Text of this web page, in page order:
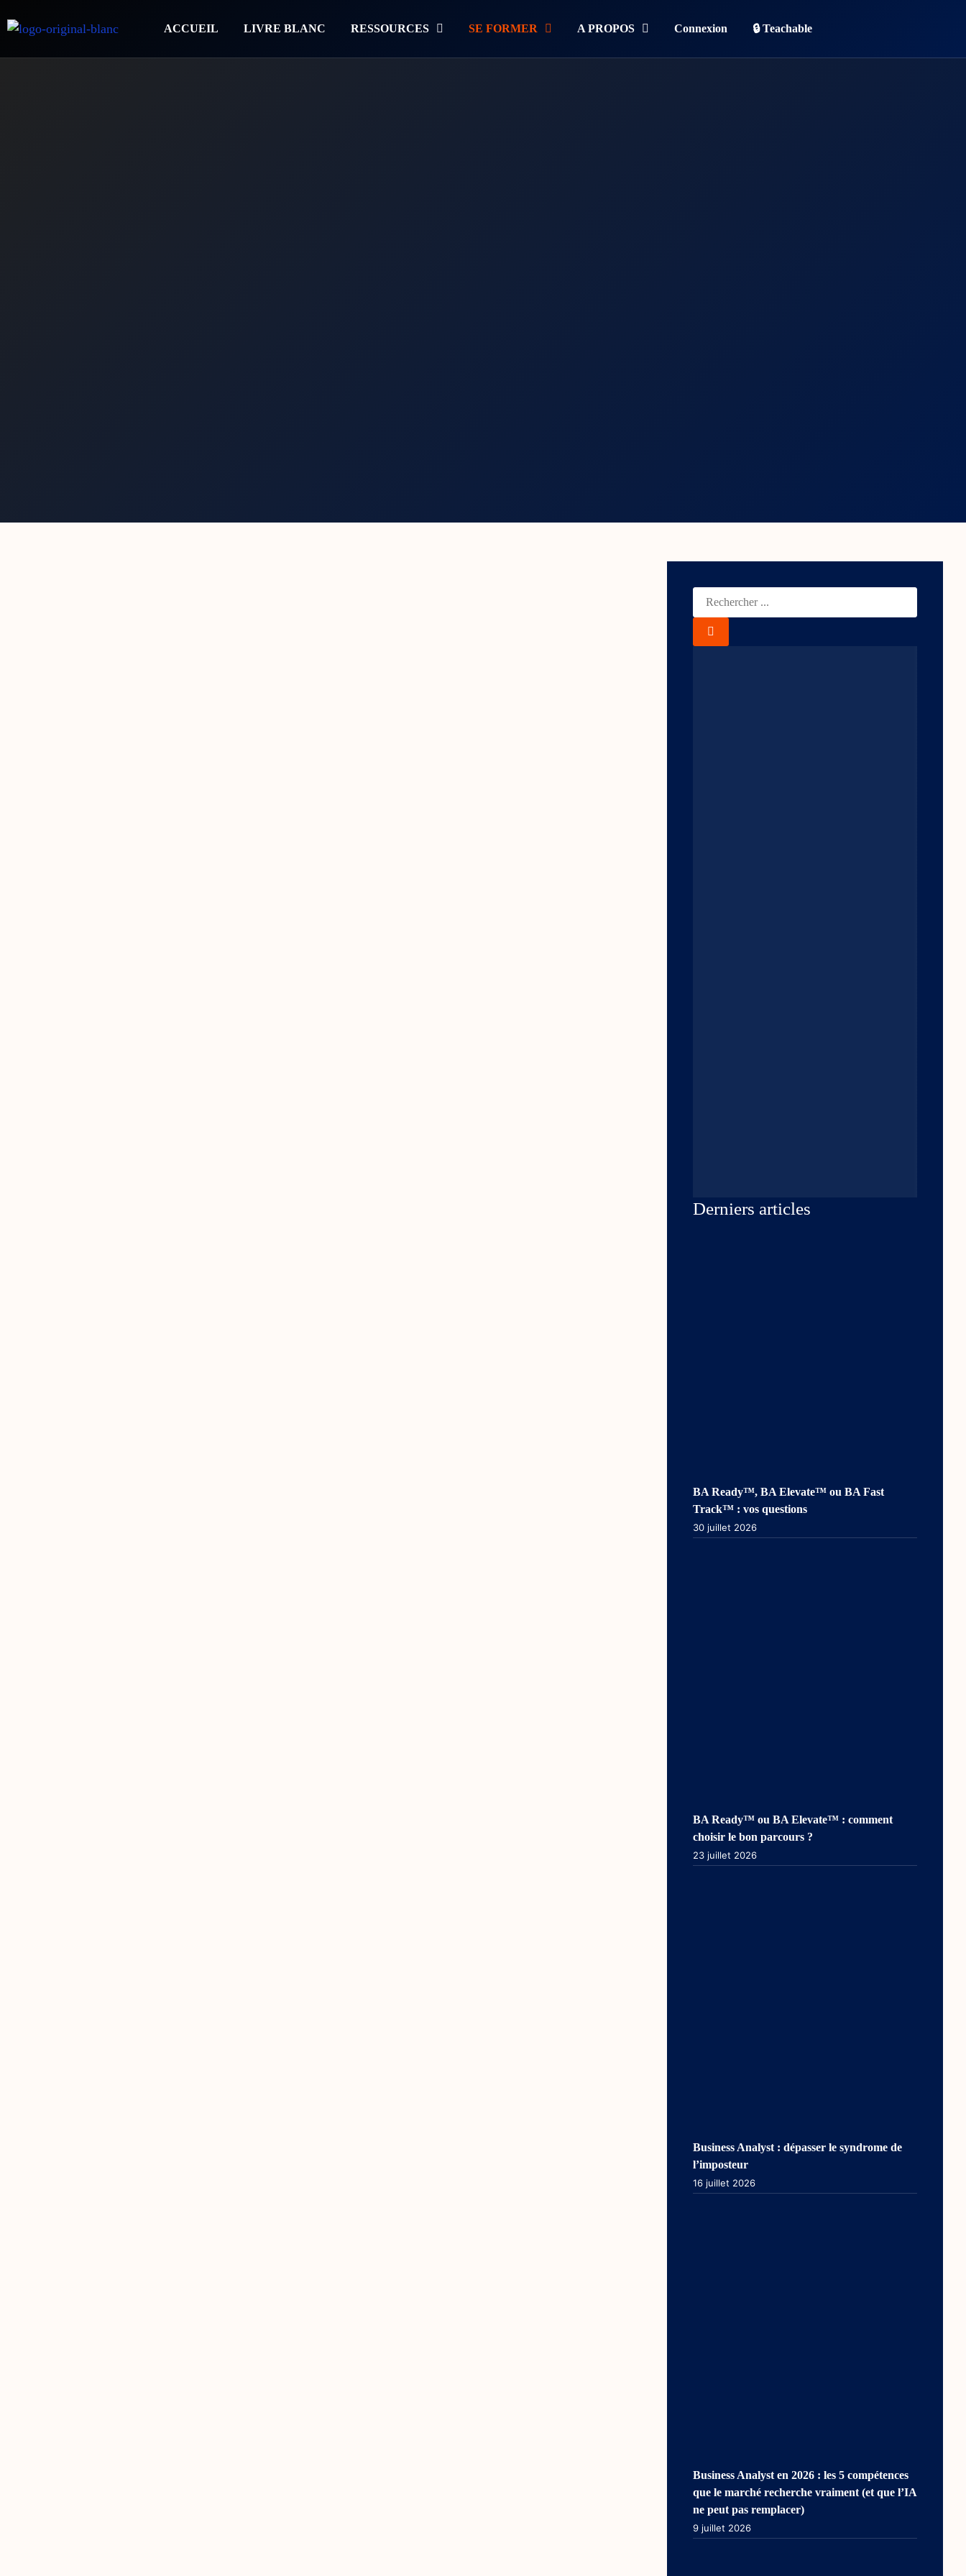
ACCUEIL LIVRE BLANC RESSOURCES SE FORMER A PROPOS Connexion 🔒 Teachable
Derniers articles
BA Ready™, BA Elevate™ ou BA Fast
Track™ : vos questions
30 juillet 2026
BA Ready™ ou BA Elevate™ : comment
choisir le bon parcours ?
23 juillet 2026
Business Analyst : dépasser le syndrome de
l’imposteur
16 juillet 2026
Business Analyst en 2026 : les 5 compétences
que le marché recherche vraiment (et que l’IA
ne peut pas remplacer)
9 juillet 2026